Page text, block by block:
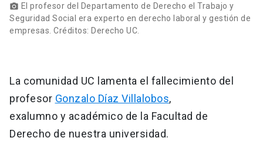
photo_camera El profesor del Departamento de Derecho el Trabajo y
Seguridad Social era experto en derecho laboral y gestión de
empresas. Créditos: Derecho UC.
La comunidad UC lamenta el fallecimiento del
profesor Gonzalo Díaz Villalobos,
exalumno y académico de la Facultad de
Derecho de nuestra universidad.